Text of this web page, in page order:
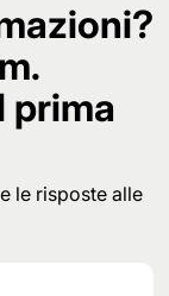
prima
le risposte alle